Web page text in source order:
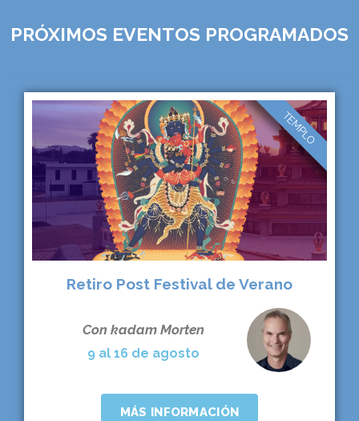
PRÓXIMOS EVENTOS PROGRAMADOS
TEMPLO
Retiro Post Festival de Verano
Con kadam Morten
9 al 16 de agosto
MÁS INFORMACIÓN